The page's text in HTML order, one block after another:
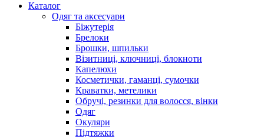
Каталог
Oдяг та аксесуари
Біжутерія
Брелоки
Брошки, шпильки
Візитниці, ключниці, блокноти
Капелюхи
Косметички, гаманці, сумочки
Краватки, метелики
Обручі, резинки для волосся, вінки
Одяг
Окуляри
Підтяжки